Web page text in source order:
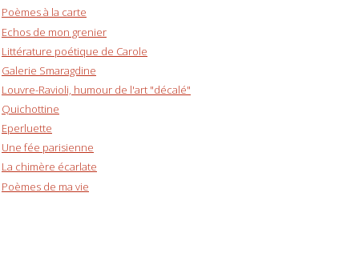
Poèmes à la carte
Echos de mon grenier
Littérature poétique de Carole
Galerie Smaragdine
Louvre-Ravioli, humour de l'art "décalé"
Quichottine
Eperluette
Une fée parisienne
La chimère écarlate
Poèmes de ma vie